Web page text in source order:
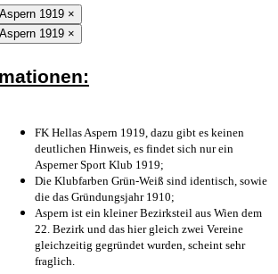
×
×
FK Hellas Aspern 1919, dazu gibt es keinen
deutlichen Hinweis, es findet sich nur ein
Asperner Sport Klub 1919;
Die Klubfarben Grün-Weiß sind identisch, sowie
die das Gründungsjahr 1910;
Aspern ist ein kleiner Bezirksteil aus Wien dem
22. Bezirk und das hier gleich zwei Vereine
gleichzeitig gegründet wurden, scheint sehr
fraglich.